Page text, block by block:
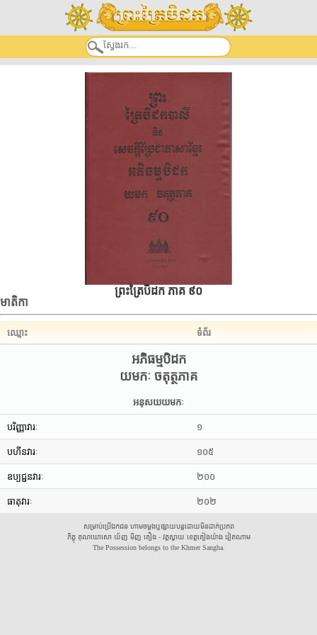
ព្រះត្រៃបិដក ភាគ ៩០
មាតិកា
ឈ្មោះ ទំព័រ
អភិធម្មបិដក
យមកៈ ចតុត្ថភាគ
អនុសយយមកៈ
បរិញ្ញាវារៈ ១
បហីនវារៈ ១០៥
ឧប្បជ្ជនវារៈ ២០០
ធាតុវារៈ ២០២
សម្រាប់ប្រើឯកជន ហាមចម្លងឬផ្សាយបន្តដោយមិនដាក់ប្រភព
ភិក្ខុ គុណឃោសោ យ័ញ មិញ គឿង - វត្តស្វាយ ខេត្តគៀងយ៉ាង វៀតណាម
The Possession belongs to the Khmer Sangha.